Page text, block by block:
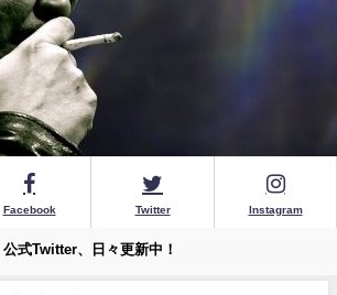
Facebook Twitter Instagram
公式Twitter、日々更新中！